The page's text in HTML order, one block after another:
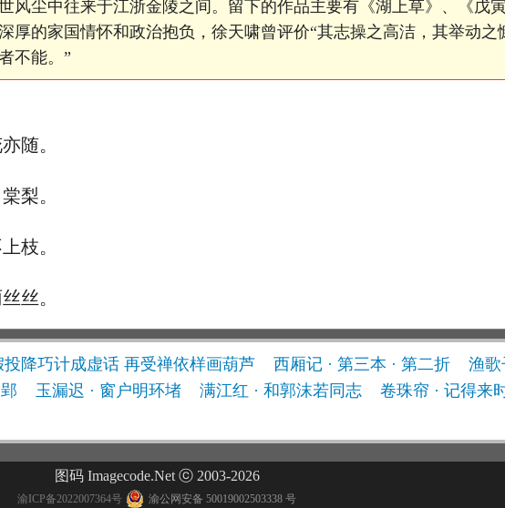
风尘中往来于江浙金陵之间。留下的作品主要有《湖上草》、《戊
厚的家国情怀和政治抱负，徐天啸曾评价“其志操之高洁，其举动之
不能。”
随。
梨。
枝。
丝。
降巧计成虚话 再受禅依样画葫芦 西厢记 · 第三本 · 第二折
渔歌
玉漏迟 · 窗户明环堵 满江红 · 和郭沫若同志
卷珠帘 · 记得来
图码 Imagecode.Net ⓒ 2003-2026
渝ICP备2022007364号 渝公网安备 50019002503338 号